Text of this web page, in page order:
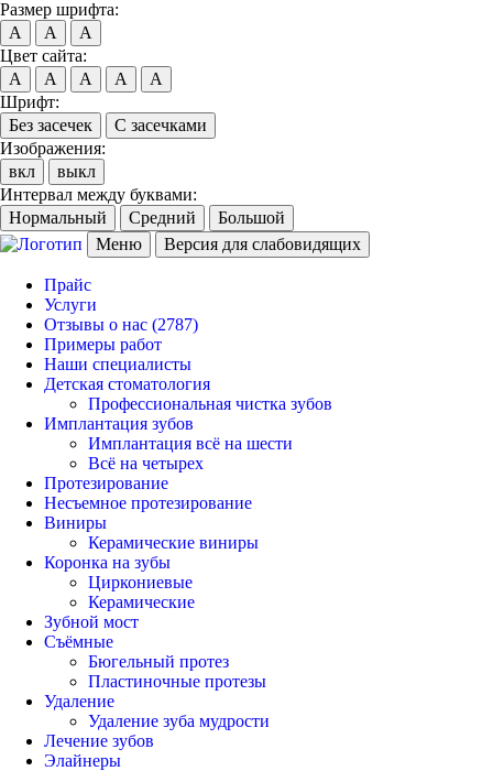
Размер шрифта:
A
A
A
Цвет сайта:
A
A A A
A
Шрифт:
Без засечек
С засечками
Изображения:
вкл
выкл
Интервал между буквами:
Нормальный
Средний
Большой
Меню
Версия для слабовидящих
Прайс
Услуги
Отзывы о нас (2787)
Примеры работ
Наши специалисты
Детская стоматология
Профессиональная чистка зубов
Имплантация зубов
Имплантация всё на шести
Всё на четырех
Протезирование
Несъемное протезирование
Виниры
Керамические виниры
Коронка на зубы
Циркониевые
Керамические
Зубной мост
Съёмные
Бюгельный протез
Пластиночные протезы
Удаление
Удаление зуба мудрости
Лечение зубов
Элайнеры